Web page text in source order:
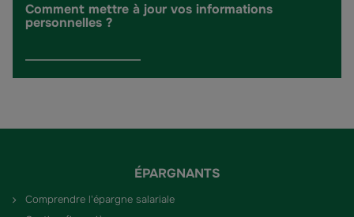
Comment mettre à jour vos informations
personnelles ?
ÉPARGNANTS
Comprendre l'épargne salariale